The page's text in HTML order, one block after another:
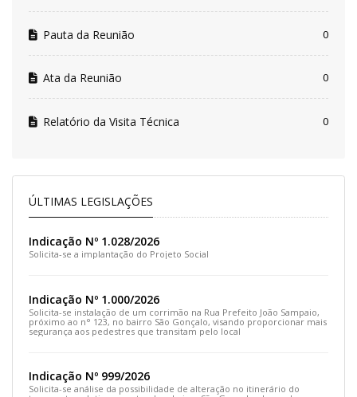
Pauta da Reunião 0
Ata da Reunião 0
Relatório da Visita Técnica 0
ÚLTIMAS LEGISLAÇÕES
Indicação Nº 1.028/2026
Solicita-se a implantação do Projeto Social
Indicação Nº 1.000/2026
Solicita-se instalação de um corrimão na Rua Prefeito João Sampaio,
próximo ao n° 123, no bairro São Gonçalo, visando proporcionar mais
segurança aos pedestres que transitam pelo local
Indicação Nº 999/2026
Solicita-se análise da possibilidade de alteração no itinerário do